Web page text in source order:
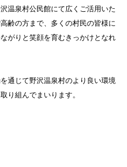
温泉村公民館にて広くご活用いた
齢の方まで、多くの村民の皆様に
がりと笑顔を育むきっかけとなれ
通じて野沢温泉村のより良い環境
り組んでまいります。